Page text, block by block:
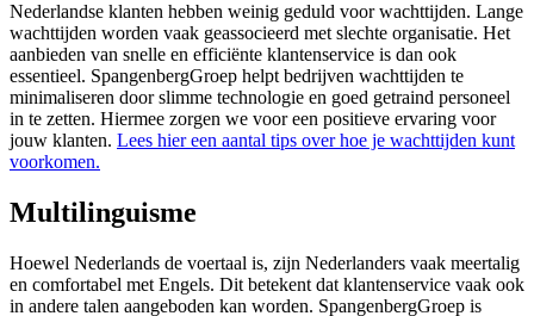
Nederlandse klanten hebben weinig geduld voor wachttijden. Lange
wachttijden worden vaak geassocieerd met slechte organisatie. Het
aanbieden van snelle en efficiënte klantenservice is dan ook
essentieel. SpangenbergGroep helpt bedrijven wachttijden te
minimaliseren door slimme technologie en goed getraind personeel
in te zetten. Hiermee zorgen we voor een positieve ervaring voor
jouw klanten. Lees hier een aantal tips over hoe je wachttijden kunt
voorkomen.
Multilinguisme
Hoewel Nederlands de voertaal is, zijn Nederlanders vaak meertalig
en comfortabel met Engels. Dit betekent dat klantenservice vaak ook
in andere talen aangeboden kan worden. SpangenbergGroep is